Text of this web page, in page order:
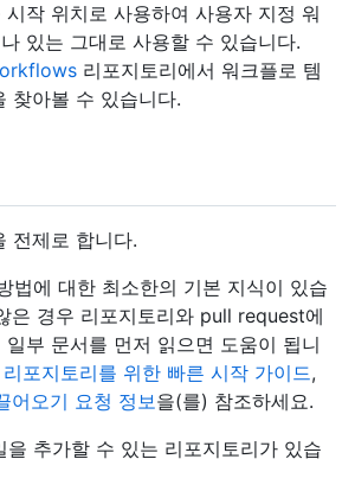
작 위치로 사용하여 사용자 지정 워
있는 그대로 사용할 수 있습니다.
리포지토리에서 워크플로 템
찾아볼 수 있습니다.
전제로 합니다.
법에 대한 최소한의 기본 지식이 있습
은 경우 리포지토리와 pull request에
부 문서를 먼저 읽으면 도움이 됩니
리포지토리를 위한 빠른 시작 가이드,
어오기 요청 정보을(를) 참조하세요.
추가할 수 있는 리포지토리가 있습